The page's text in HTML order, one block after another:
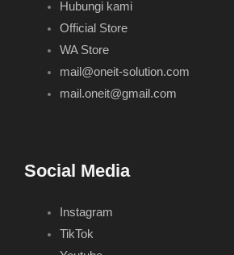
Hubungi kami
Official Store
WA Store
mail@oneit-solution.com
mail.oneit@gmail.com
Social Media
Instagram
TikTok